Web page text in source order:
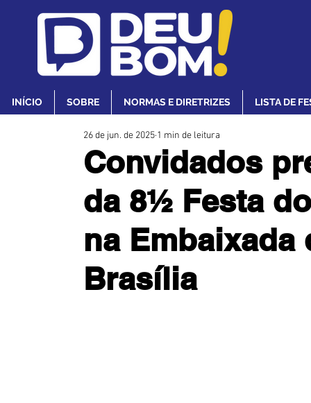
INÍCIO SOBRE NORMAS E DIRETRIZES LISTA DE
Convidados
da 8½ Festa
na Embaixada
Brasília
26 de jun. de 2025 1 min de leitura